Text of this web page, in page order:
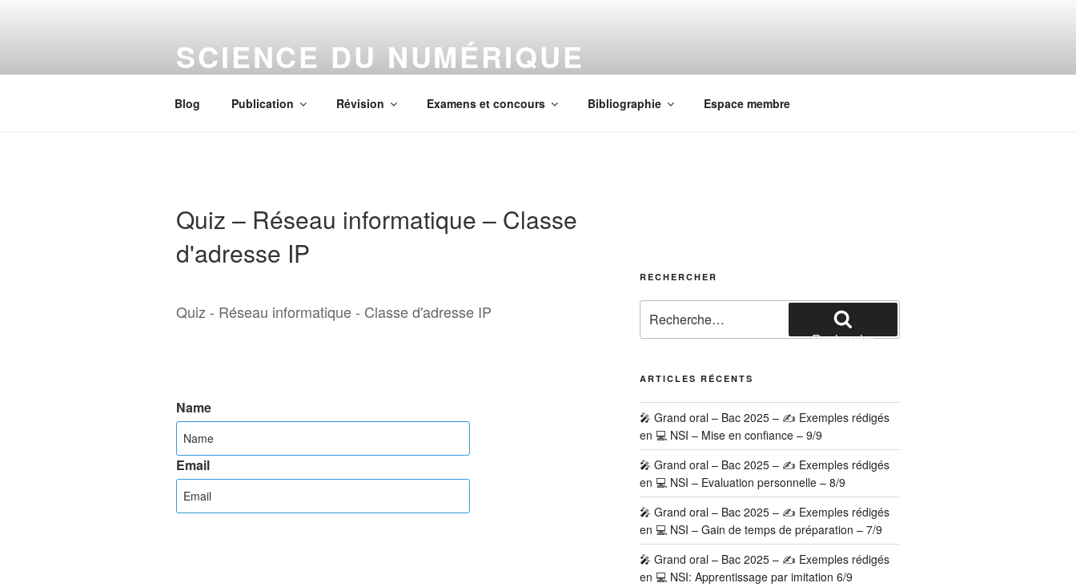
SCIENCE DU NUMÉRIQUE
Blog Publication Révision Examens et concours Bibliographie Espace membre
Quiz – Réseau informatique – Classe
d'adresse IP
Quiz - Réseau informatique - Classe d'adresse IP
Name
Email
RECHERCHER
pour
:
Recherche
ARTICLES RÉCENTS
🎤 Grand oral – Bac 2025 – ✍️ Exemples rédigés
en 💻 NSI – Mise en confiance – 9/9
🎤 Grand oral – Bac 2025 – ✍️ Exemples rédigés
en 💻 NSI – Evaluation personnelle – 8/9
🎤 Grand oral – Bac 2025 – ✍️ Exemples rédigés
en 💻 NSI – Gain de temps de préparation – 7/9
🎤 Grand oral – Bac 2025 – ✍️ Exemples rédigés
en 💻 NSI: Apprentissage par imitation 6/9